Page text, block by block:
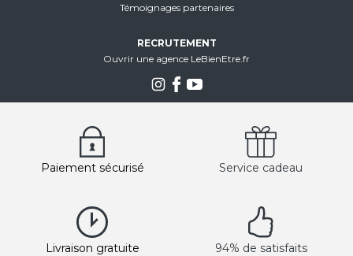
Témoignages partenaires
RECRUTEMENT
Ouvrir une agence LeBienEtre.fr
Paiement sécurisé Service cadeau
Livraison gratuite 94% de satisfaits